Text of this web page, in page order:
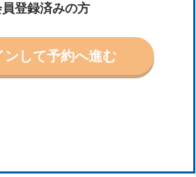
ばならないものとします。
（以下「貸渡契約」といいます。）締
は、この予約取消手数料の支払いがあ
領済の予約申込金を返還するものとし
とします。
登録済みの方
ンして予約へ進む